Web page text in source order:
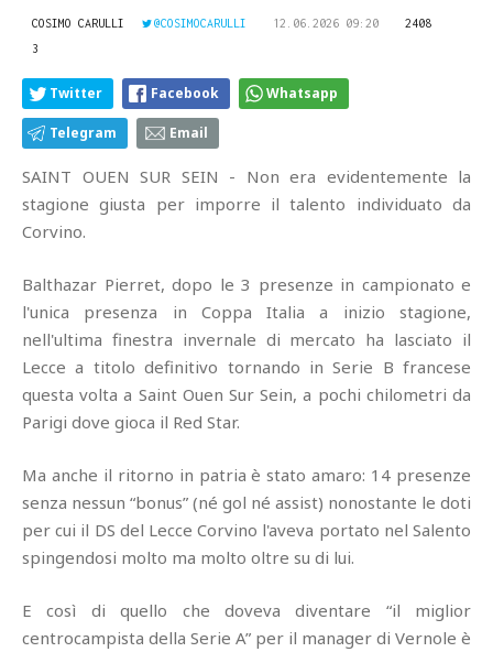
COSIMO CARULLI @COSIMOCARULLI 12.06.2026 09:20
2408
3
Twitter Facebook Whatsapp
Telegram Email
SAINT OUEN SUR SEIN - Non era evidentemente la
stagione giusta per imporre il talento individuato da
Corvino.
Balthazar Pierret, dopo le 3 presenze in campionato e
l'unica presenza in Coppa Italia a inizio stagione,
nell'ultima finestra invernale di mercato ha lasciato il
Lecce a titolo definitivo tornando in Serie B francese
questa volta a Saint Ouen Sur Sein, a pochi chilometri da
Parigi dove gioca il Red Star.
Ma anche il ritorno in patria è stato amaro: 14 presenze
senza nessun “bonus” (né gol né assist) nonostante le doti
per cui il DS del Lecce Corvino l'aveva portato nel Salento
spingendosi molto ma molto oltre su di lui.
E così di quello che doveva diventare “il miglior
centrocampista della Serie A” per il manager di Vernole è